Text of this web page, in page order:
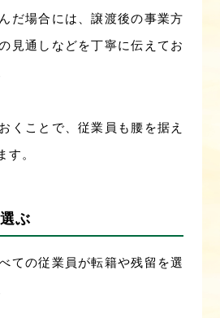
だ場合には、譲渡後の事業方
見通しなどを丁寧に伝えてお
くことで、従業員も腰を据え
す。
ぶ
ての従業員が転籍や残留を選